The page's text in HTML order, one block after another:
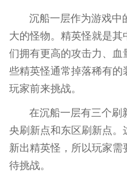
沉船一层作为游戏中
大的怪物。精英怪就是
们拥有更高的攻击力、
些精英怪通常掉落稀有的
玩家前来挑战。
在沉船一层有三个刷
央刷新点和东区刷新点。
新出精英怪，所以玩家
待挑战。